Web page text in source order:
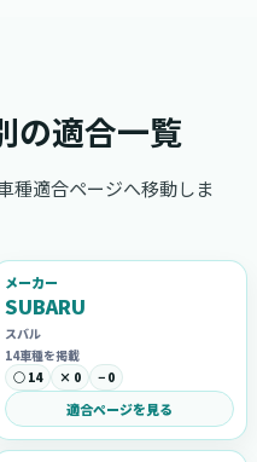
の適合一覧
種適合ページへ移動しま
メーカー
SUBARU
スバル
14車種を掲載
○ 14
× 0 − 0
適合ページを見る